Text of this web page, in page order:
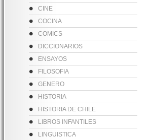
CINE
COCINA
COMICS
DICCIONARIOS
ENSAYOS
FILOSOFIA
GENERO
HISTORIA
HISTORIA DE CHILE
LIBROS INFANTILES
LINGUISTICA